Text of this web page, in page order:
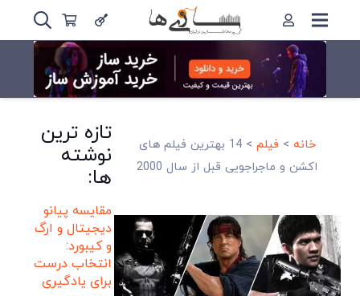
خانه > فیلم >
14 بهترین فیلم های
اکشن و ماجراجویی قبل از سال 2000
تازه ترین
نوشته
ها:
مقایسه پیانو
دیجیتال و ارگ
و کیبورد:
انتخاب درست
برای یادگیری